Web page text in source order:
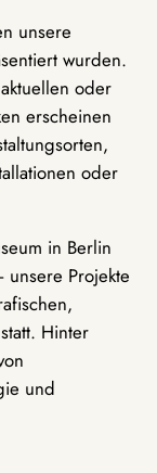
unsere
wurden.
oder
erscheinen
oder
in Berlin
Projekte
Hinter
und